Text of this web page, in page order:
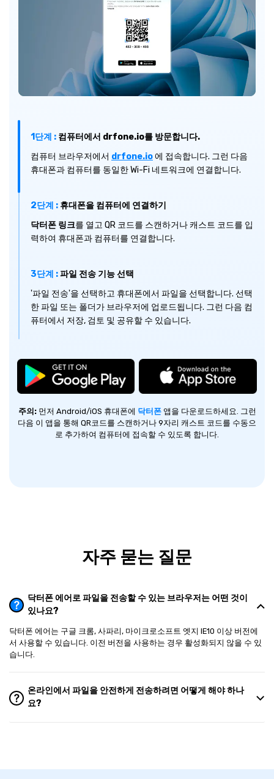
1단계 : 컴퓨터에서 drfone.io를 방문합니다.
컴퓨터 브라우저에서 drfone.io에 접속합니다. 그런 다음
휴대폰과 컴퓨터를 동일한 Wi-Fi 네트워크에 연결합니다.
2단계 : 휴대폰을 컴퓨터에 연결하기
닥터폰 링크를 열고 QR 코드를 스캔하거나 캐스트 코드를 입
력하여 휴대폰과 컴퓨터를 연결합니다.
3단계 :파일 전송 기능 선택
'파일 전송'을 선택하고 휴대폰에서 파일을 선택합니다. 선택
한 파일 또는 폴더가 브라우저에 업로드됩니다. 그런 다음 컴
퓨터에서 저장, 검토 및 공유할 수 있습니다.
주의:먼저 Android/iOS 휴대폰에 닥터폰 앱을 다운로드하세요. 그런
다음 이 앱을 통해 QR코드를 스캔하거나 9자리 캐스트 코드를 수동으
로 추가하여 컴퓨터에 접속할 수 있도록 합니다.
자주 묻는 질문
닥터폰 에어로 파일을 전송할 수 있는 브라우저는 어떤 것이
있나요?
닥터폰 에어는 구글 크롬, 사파리, 마이크로소프트 엣지 IE10 이상 버전에
서 사용할 수 있습니다. 이전 버전을 사용하는 경우 활성화되지 않을 수 있
습니다.
온라인에서 파일을 안전하게 전송하려면 어떻게 해야 하나
요?